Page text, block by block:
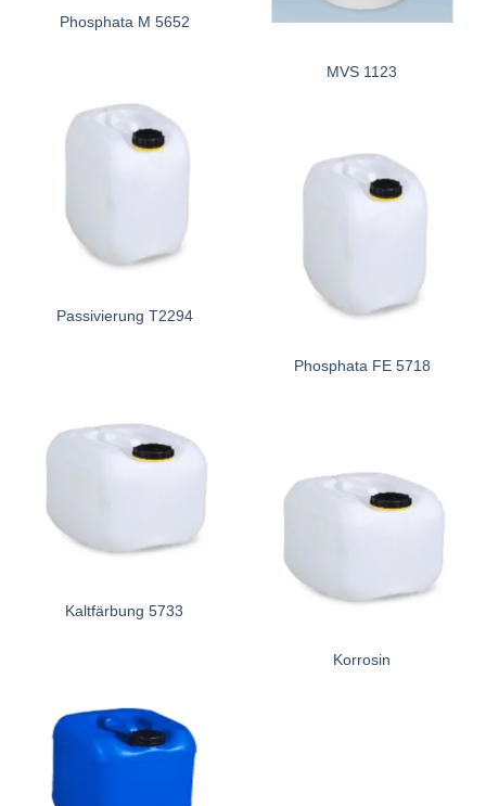
Phosphata M 5652
MVS 1123
Passivierung T2294
Phosphata FE 5718
Kaltfärbung 5733
Korrosin